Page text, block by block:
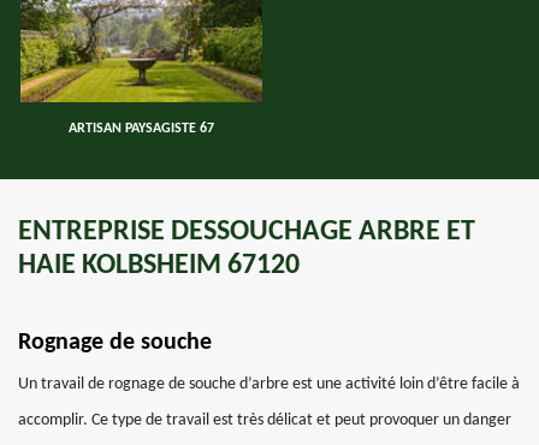
ARTISAN PAYSAGISTE 67
ENTREPRISE DESSOUCHAGE ARBRE ET
HAIE KOLBSHEIM 67120
Rognage de souche
Un travail de rognage de souche d’arbre est une activité loin d’être facile à
accomplir. Ce type de travail est très délicat et peut provoquer un danger